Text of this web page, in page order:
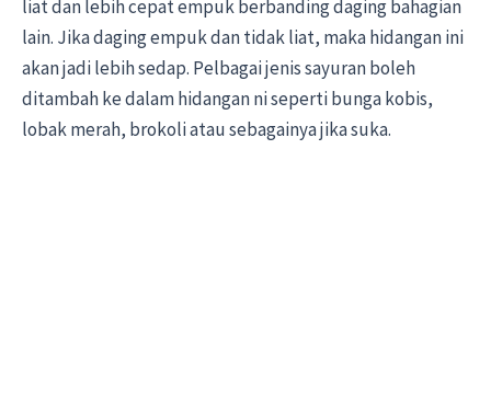
liat dan lebih cepat empuk berbanding daging bahagian
lain. Jika daging empuk dan tidak liat, maka hidangan ini
akan jadi lebih sedap. Pelbagai jenis sayuran boleh
ditambah ke dalam hidangan ni seperti bunga kobis,
lobak merah, brokoli atau sebagainya jika suka.